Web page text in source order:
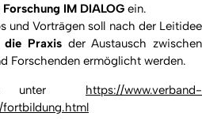
Forschung IM DIALOG ein.
und Vorträgen soll nach der Leitidee
Praxis der Austausch zwischen
Forschenden ermöglicht werden.
unter https://www.verband-
fortbildung.html